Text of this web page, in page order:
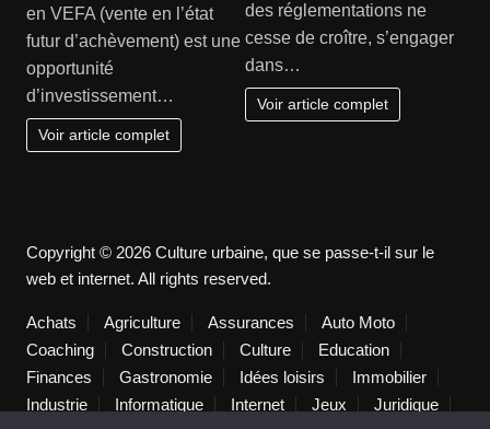
en VEFA (vente en l’état
futur d’achèvement) est une
opportunité
d’investissement…
Voir article complet
des réglementations ne
cesse de croître, s’engager
dans…
Voir article complet
Copyright © 2026 Culture urbaine, que se passe-t-il sur le
web et internet. All rights reserved.
Achats Agriculture Assurances
Auto Moto
Coaching
Construction Culture
Education
Finances
Gastronomie Idées loisirs
Immobilier
Industrie
Informatique Internet Jeux
Juridique